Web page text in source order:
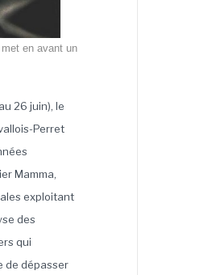
en avant un
26 juin), le
Perret
Mamma,
exploitant
des
qui
de dépasser